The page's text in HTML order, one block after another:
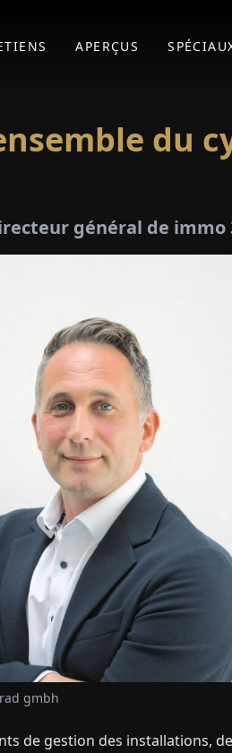
APERÇUS
du
général de immo
gmbh
de gestion des installations,